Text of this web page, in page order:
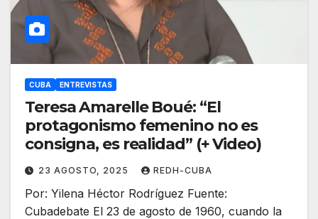
CUBA ENTREVISTAS
Teresa Amarelle Boué: “El
protagonismo femenino no es
consigna, es realidad” (+ Video)
23 AGOSTO, 2025 REDH-CUBA
Por: Yilena Héctor Rodríguez Fuente:
Cubadebate El 23 de agosto de 1960, cuando la